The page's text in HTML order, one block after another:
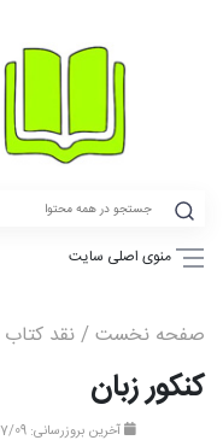
منوی اصلی سایت
صفحه نخست/نقد کتاب
کنکور زبان
آخرین بروزرسانی: 1401/07/09